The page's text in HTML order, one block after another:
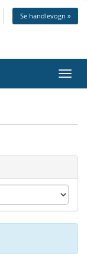
Se handlevogn »
Bytt